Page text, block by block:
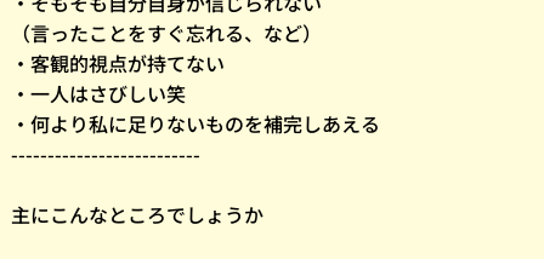
（言ったことをすぐ忘れる、など）
・客観的視点が持てない
・一人はさびしい笑
・何より私に足りないものを補完しあえる
--------------------------
主にこんなところでしょうか